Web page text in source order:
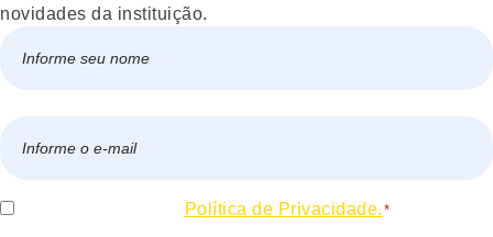
novidades da instituição.
mail
Consentir Política de Privacidade. *